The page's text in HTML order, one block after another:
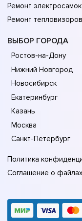
Ремонт
Ремонт тепловизоров
ВЫБОР ГОРОДА
Ростов-на-Дону
Нижний Новгород
Новосибирск
Екатеринбург
Казань
Москва
Санкт-Петербург
Политика
Соглашение о